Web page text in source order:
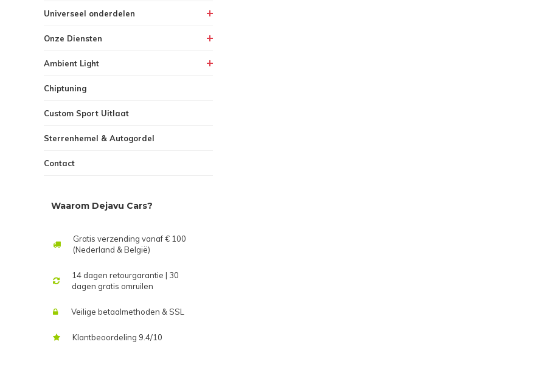
Universeel onderdelen
Onze Diensten
Ambient Light
Chiptuning
Custom Sport Uitlaat
Sterrenhemel & Autogordel
Contact
Waarom Dejavu Cars?
Gratis verzending vanaf € 100
(Nederland & België)
14 dagen retourgarantie | 30
dagen gratis omruilen
Veilige betaalmethoden & SSL
Klantbeoordeling 9.4/10